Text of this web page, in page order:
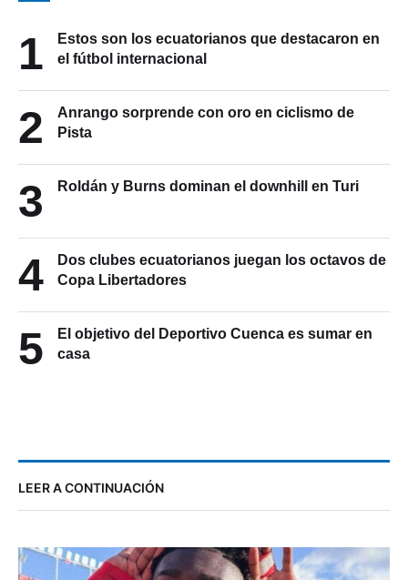
1
Estos son los ecuatorianos que destacaron en
el fútbol internacional
2
Anrango sorprende con oro en ciclismo de
Pista
3 Roldán y Burns dominan el downhill en Turi
4
Dos clubes ecuatorianos juegan los octavos de
Copa Libertadores
5
El objetivo del Deportivo Cuenca es sumar en
casa
LEER A CONTINUACIÓN